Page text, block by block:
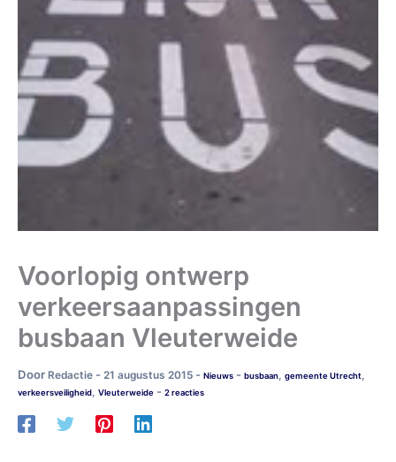
Voorlopig ontwerp
verkeersaanpassingen
busbaan Vleuterweide
Door Redactie - 21 augustus 2015 - Nieuws - busbaan, gemeente Utrecht,
verkeersveiligheid, Vleuterweide - 2 reacties